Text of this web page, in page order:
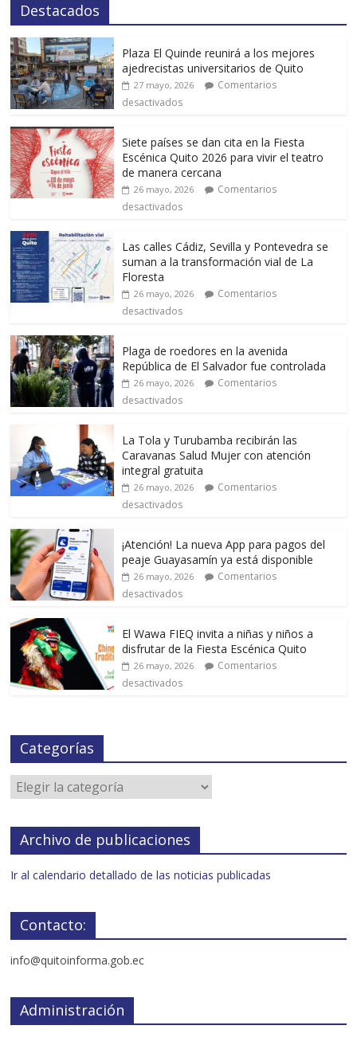
Destacados
Plaza El Quinde reunirá a los mejores
ajedrecistas universitarios de Quito
27 mayo, 2026
Comentarios
desactivados
Siete países se dan cita en la Fiesta
Escénica Quito 2026 para vivir el teatro
de manera cercana
26 mayo, 2026
Comentarios
desactivados
Las calles Cádiz, Sevilla y Pontevedra se
suman a la transformación vial de La
Floresta
26 mayo, 2026
Comentarios
desactivados
Plaga de roedores en la avenida
República de El Salvador fue controlada
26 mayo, 2026
Comentarios
desactivados
La Tola y Turubamba recibirán las
Caravanas Salud Mujer con atención
integral gratuita
26 mayo, 2026
Comentarios
desactivados
¡Atención! La nueva App para pagos del
peaje Guayasamín ya está disponible
26 mayo, 2026
Comentarios
desactivados
El Wawa FIEQ invita a niñas y niños a
disfrutar de la Fiesta Escénica Quito
26 mayo, 2026
Comentarios
desactivados
Categorías
Archivo de publicaciones
Ir al calendario detallado de las noticias publicadas
Contacto:
info@quitoinforma.gob.ec
Administración